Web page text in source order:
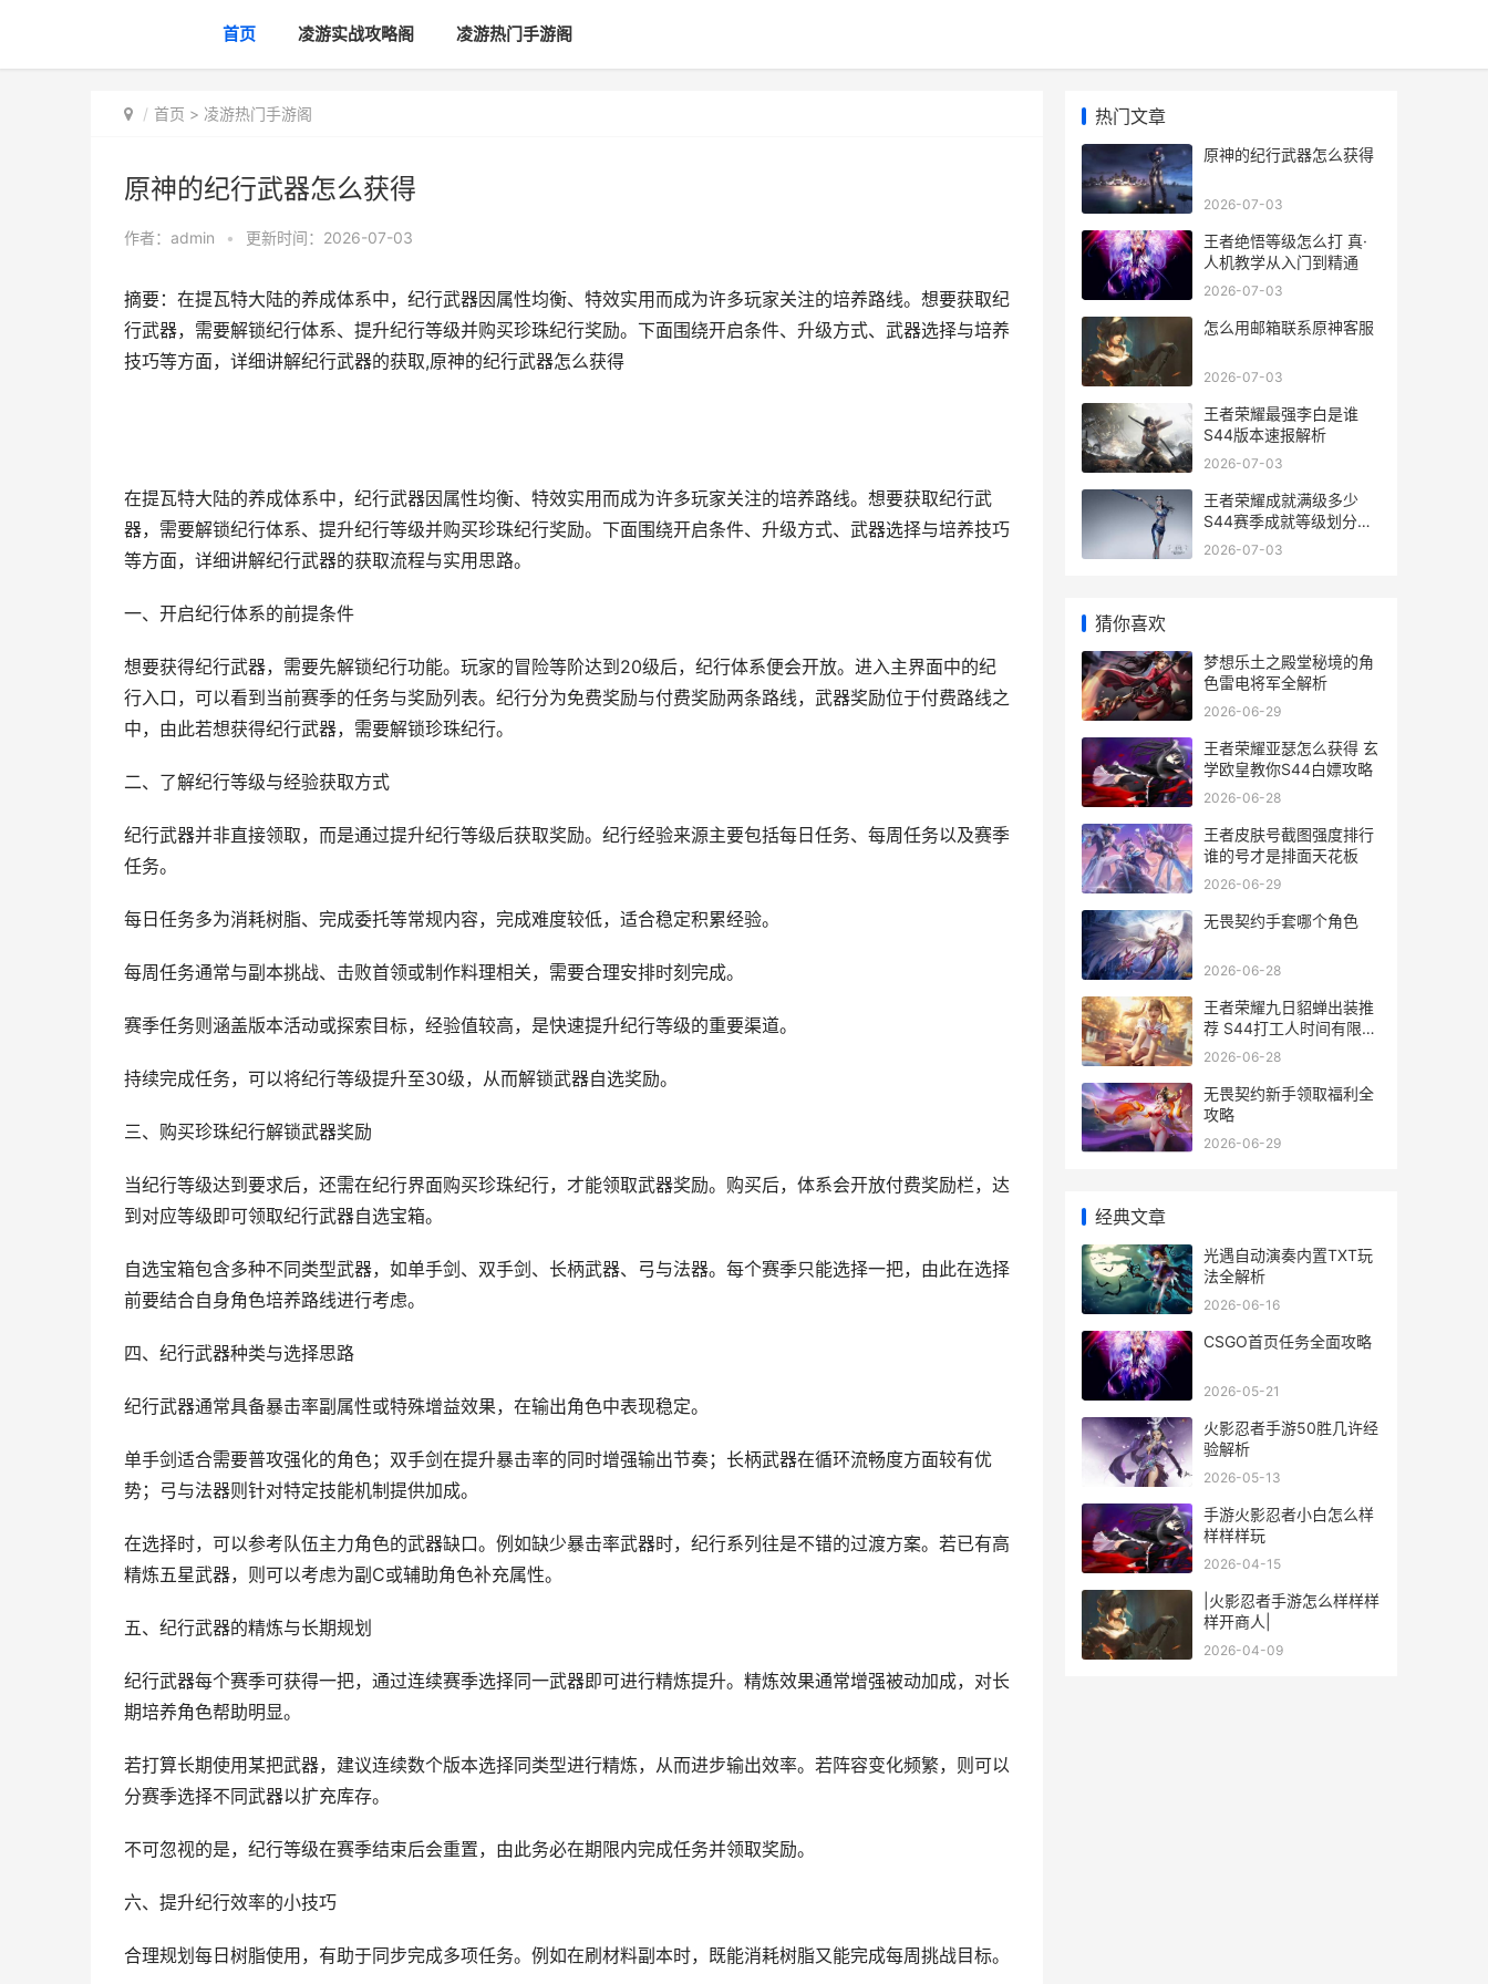
首页 凌游实战攻略阁 凌游热门手游阁
首页 > 凌游热门手游阁
原神的纪行武器怎么获得
作者： admin • 更新时间：2026-07-03
摘要：在提瓦特大陆的养成体系中，纪行武器因属性均衡、特效实用而成为许多玩家关注的培养路线。想要获取纪
行武器，需要解锁纪行体系、提升纪行等级并购买珍珠纪行奖励。下面围绕开启条件、升级方式、武器选择与培养
技巧等方面，详细讲解纪行武器的获取,原神的纪行武器怎么获得
在提瓦特大陆的养成体系中，纪行武器因属性均衡、特效实用而成为许多玩家关注的培养路线。想要获取纪行武
器，需要解锁纪行体系、提升纪行等级并购买珍珠纪行奖励。下面围绕开启条件、升级方式、武器选择与培养技巧
等方面，详细讲解纪行武器的获取流程与实用思路。
一、开启纪行体系的前提条件
想要获得纪行武器，需要先解锁纪行功能。玩家的冒险等阶达到20级后，纪行体系便会开放。进入主界面中的纪
行入口，可以看到当前赛季的任务与奖励列表。纪行分为免费奖励与付费奖励两条路线，武器奖励位于付费路线之
中，由此若想获得纪行武器，需要解锁珍珠纪行。
二、了解纪行等级与经验获取方式
纪行武器并非直接领取，而是通过提升纪行等级后获取奖励。纪行经验来源主要包括每日任务、每周任务以及赛季
任务。
每日任务多为消耗树脂、完成委托等常规内容，完成难度较低，适合稳定积累经验。
每周任务通常与副本挑战、击败首领或制作料理相关，需要合理安排时刻完成。
赛季任务则涵盖版本活动或探索目标，经验值较高，是快速提升纪行等级的重要渠道。
持续完成任务，可以将纪行等级提升至30级，从而解锁武器自选奖励。
三、购买珍珠纪行解锁武器奖励
当纪行等级达到要求后，还需在纪行界面购买珍珠纪行，才能领取武器奖励。购买后，体系会开放付费奖励栏，达
到对应等级即可领取纪行武器自选宝箱。
自选宝箱包含多种不同类型武器，如单手剑、双手剑、长柄武器、弓与法器。每个赛季只能选择一把，由此在选择
前要结合自身角色培养路线进行考虑。
四、纪行武器种类与选择思路
纪行武器通常具备暴击率副属性或特殊增益效果，在输出角色中表现稳定。
单手剑适合需要普攻强化的角色；双手剑在提升暴击率的同时增强输出节奏；长柄武器在循环流畅度方面较有优
势；弓与法器则针对特定技能机制提供加成。
在选择时，可以参考队伍主力角色的武器缺口。例如缺少暴击率武器时，纪行系列往是不错的过渡方案。若已有高
精炼五星武器，则可以考虑为副C或辅助角色补充属性。
五、纪行武器的精炼与长期规划
纪行武器每个赛季可获得一把，通过连续赛季选择同一武器即可进行精炼提升。精炼效果通常增强被动加成，对长
期培养角色帮助明显。
若打算长期使用某把武器，建议连续数个版本选择同类型进行精炼，从而进步输出效率。若阵容变化频繁，则可以
分赛季选择不同武器以扩充库存。
不可忽视的是，纪行等级在赛季结束后会重置，由此务必在期限内完成任务并领取奖励。
六、提升纪行效率的小技巧
合理规划每日树脂使用，有助于同步完成多项任务。例如在刷材料副本时，既能消耗树脂又能完成每周挑战目标。
热门文章
原神的纪行武器怎么获得
2026-07-03
王者绝悟等级怎么打 真·
人机教学从入门到精通
2026-07-03
怎么用邮箱联系原神客服
2026-07-03
王者荣耀最强李白是谁
S44版本速报解析
2026-07-03
王者荣耀成就满级多少
S44赛季成就等级划分与
速刷技巧
2026-07-03
猜你喜欢
梦想乐土之殿堂秘境的角
色雷电将军全解析
2026-06-29
王者荣耀亚瑟怎么获得 玄
学欧皇教你S44白嫖攻略
2026-06-28
王者皮肤号截图强度排行
谁的号才是排面天花板
2026-06-29
无畏契约手套哪个角色
2026-06-28
王者荣耀九日貂蝉出装推
荐 S44打工人时间有限这
样出
2026-06-28
无畏契约新手领取福利全
攻略
2026-06-29
经典文章
光遇自动演奏内置TXT玩
法全解析
2026-06-16
CSGO首页任务全面攻略
2026-05-21
火影忍者手游50胜几许经
验解析
2026-05-13
手游火影忍者小白怎么样
样样样玩
2026-04-15
|火影忍者手游怎么样样样
样开商人|
2026-04-09